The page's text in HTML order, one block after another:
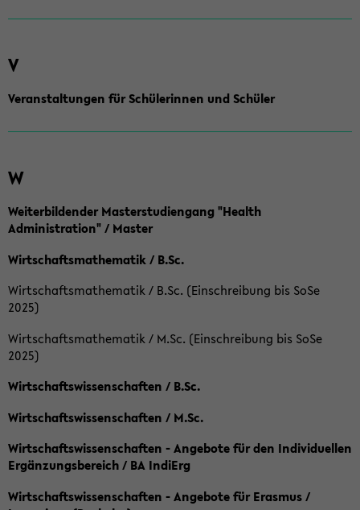
V
Veranstaltungen für Schülerinnen und Schüler
W
Weiterbildender Masterstudiengang "Health
Administration" / Master
Wirtschaftsmathematik / B.Sc.
Wirtschaftsmathematik / B.Sc. (Einschreibung bis SoSe
2025)
Wirtschaftsmathematik / M.Sc. (Einschreibung bis SoSe
2025)
Wirtschaftswissenschaften / B.Sc.
Wirtschaftswissenschaften / M.Sc.
Wirtschaftswissenschaften - Angebote für den Individuellen
Ergänzungsbereich / BA IndiErg
Wirtschaftswissenschaften - Angebote für Erasmus /